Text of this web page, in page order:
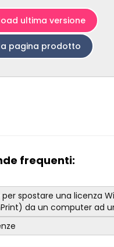
ultima versione
pagina prodotto
frequenti:
spostare una licenza
da un computer ad